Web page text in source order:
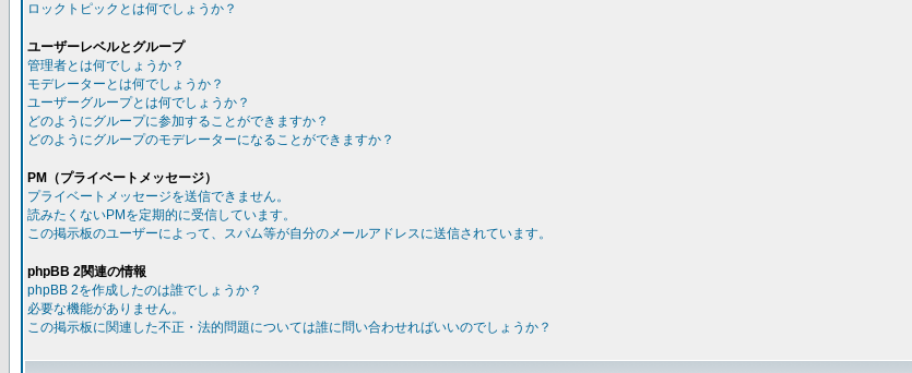
ロックトピックとは何でしょうか？
ユーザーレベルとグループ
管理者とは何でしょうか？
モデレーターとは何でしょうか？
ユーザーグループとは何でしょうか？
どのようにグループに参加することができますか？
どのようにグループのモデレーターになることができますか？
PM（プライベートメッセージ）
プライベートメッセージを送信できません。
読みたくないPMを定期的に受信しています。
この掲示板のユーザーによって、スパム等が自分のメールアドレスに送信されています。
phpBB 2関連の情報
phpBB 2を作成したのは誰でしょうか？
必要な機能がありません。
この掲示板に関連した不正・法的問題については誰に問い合わせればいいのでしょうか？